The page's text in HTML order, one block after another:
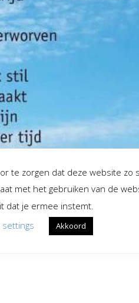
te zorgen dat deze website zo
met het gebruiken van de
dat je ermee instemt.
settings
Akkoord